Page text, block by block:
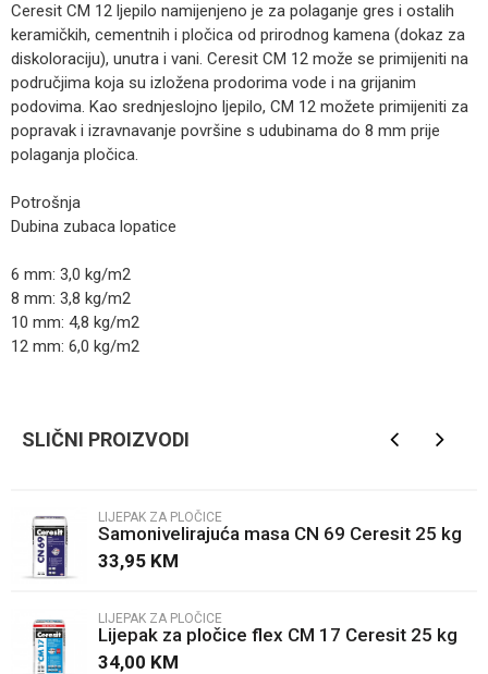
Ceresit CM 12 ljepilo namijenjeno je za polaganje gres i ostalih
keramičkih, cementnih i pločica od prirodnog kamena (dokaz za
diskoloraciju), unutra i vani. Ceresit CM 12 može se primijeniti na
područjima koja su izložena prodorima vode i na grijanim
podovima. Kao srednjeslojno ljepilo, CM 12 možete primijeniti za
popravak i izravnavanje površine s udubinama do 8 mm prije
polaganja pločica.
Potrošnja
Dubina zubaca lopatice
6 mm: 3,0 kg/m2
8 mm: 3,8 kg/m2
10 mm: 4,8 kg/m2
12 mm: 6,0 kg/m2
Poruka
SLIČNI PROIZVODI
LIJEPAK ZA PLOČICE
Samonivelirajuća masa CN 69 Ceresit 25 kg
33,95 KM
LIJEPAK ZA PLOČICE
Lijepak za pločice flex CM 17 Ceresit 25 kg
34,00 KM